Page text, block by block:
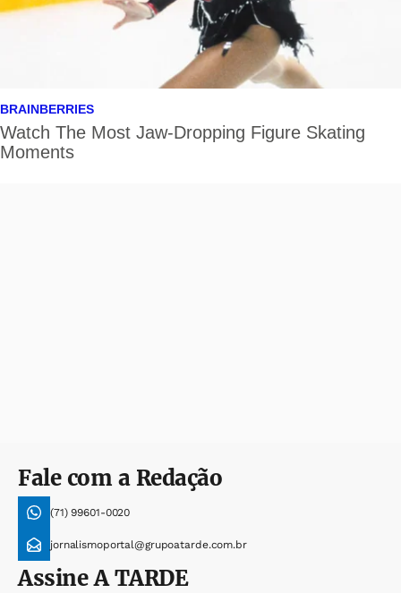
Fale com a Redação
(71) 99601-0020
jornalismoportal@grupoatarde.com.br
AssineA TARDE